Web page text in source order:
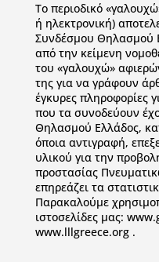
To περιοδικό
ή ηλεκτρονική)
Συνδέσμου Θηλασμού
από την κείμενη
του «γαλουχώ»
της για να γράφουν
έγκυρες πληροφορίες
που τα συνοδεύουν
Θηλασμού Ελλάδος,
όποια αντιγραφή,
υλικού για την
προστασίας
επηρεάζει τα
Παρακαλούμε
ιστοσελίδες μας:
www.lllgreece.org .